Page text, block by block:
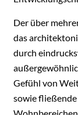
Der über
das
durch
Gefühl von
sowie fließende